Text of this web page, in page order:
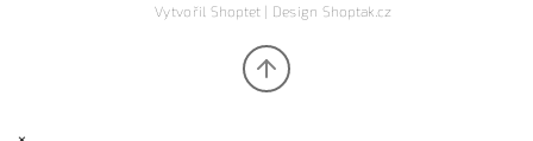
Vytvořil Shoptet| Design Shoptak.cz